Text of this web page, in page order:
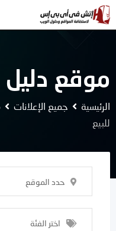
Skip
to
موقع دليل
الرئيسية جميع الإعلانات
للبيع
حدد الموقع
اختر الفئة